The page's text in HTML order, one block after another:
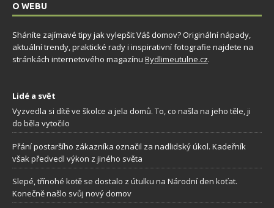
O WEBU
Sháníte zajímavé tipy jak vylepšit Váš domov? Originální nápady,
aktuální trendy, praktické rady i inspirativní fotografie najdete na
stránkách internetového magazínu Bydlimeutulne.cz.
Lidé a svět
Vyzvedla si dítě ve školce a jela domů. To, co našla na jeho těle, ji
do běla vytočilo
Přání postaršího zákazníka označil za nadlidský úkol. Kadeřník
však předvedl výkon z jiného světa
Slepé, třínohé kotě se dostalo z útulku na Národní den koťat.
Konečně našlo svůj nový domov